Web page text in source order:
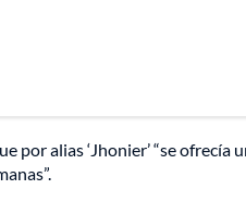
alias ‘Jhonier’ “se ofrecía